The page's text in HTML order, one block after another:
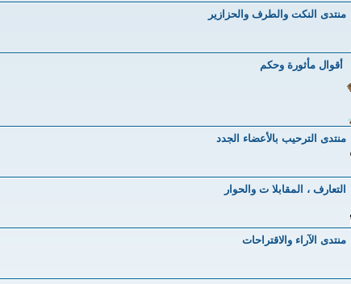
منتدى النكت والطرف والحزازير
أقوال مأثورة وحكم
منتدى الترحيب بالأعضاء الجدد
التعارف ، المقابلا ت والحوار
منتدى الآراء والاقتراحات